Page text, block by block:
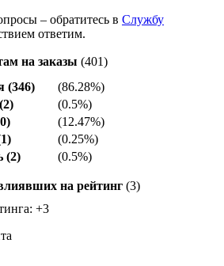
– обратитесь в Службу
ответим.
на заказы (401)
(346)
(86.28%)
(0.5%)
(12.47%)
(0.25%)
(2)
(0.5%)
на рейтинг (3)
+3